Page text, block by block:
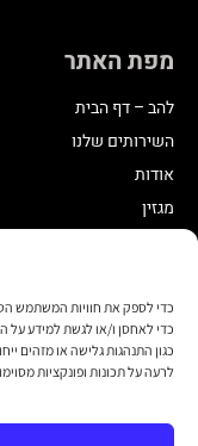
כדי לאחסן ו/או לגשת למידע על
כגון התנהגות גלישה או מזהים
לרעה על תכונות ופונקציות
מפת האתר
להב – דף הבית
השירותים שלנו
אודות
מגזין
יצירת קשר